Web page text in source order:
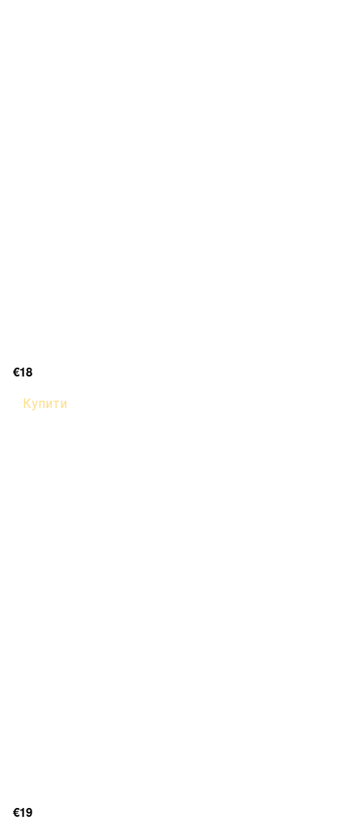
€18
Купити
€19